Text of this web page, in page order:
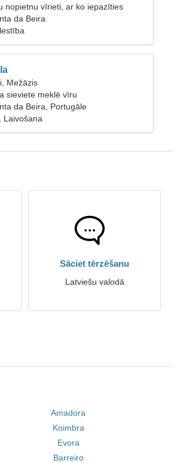
nopietnu vīrieti, ar ko iepazīties
da Beira
Mežāzis
sieviete meklē vīru
da Beira, Portugāle
Laivošana
Sāciet tērzēšanu
Latviešu valodā
Amadora
Koimbra
Evora
Barreiro